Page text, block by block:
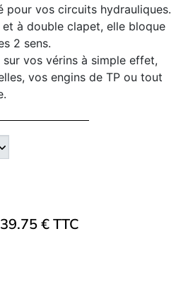
pour vos circuits hydrauliques.
à double clapet, elle bloque
2 sens.
vos vérins à simple effet,
vos engins de TP ou tout
€ TTC